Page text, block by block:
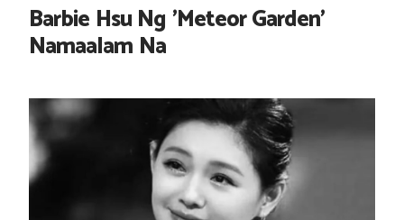
Barbie Hsu Ng 'Meteor Garden'
Namaalam Na